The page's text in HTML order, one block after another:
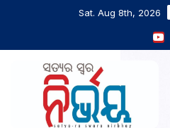
Sat. Aug 8th, 2026